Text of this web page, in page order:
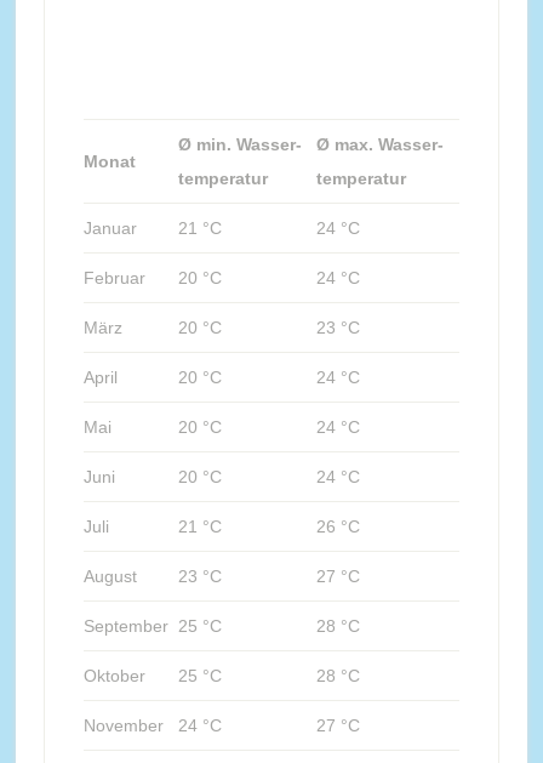
Monat
Ø min. Wasser-
temperatur
Ø max. Wasser-
temperatur
Januar 21 °C 24 °C
Februar 20 °C 24 °C
März 20 °C 23 °C
April 20 °C 24 °C
Mai 20 °C 24 °C
Juni 20 °C 24 °C
Juli 21 °C 26 °C
August 23 °C 27 °C
September 25 °C 28 °C
Oktober 25 °C 28 °C
November 24 °C 27 °C